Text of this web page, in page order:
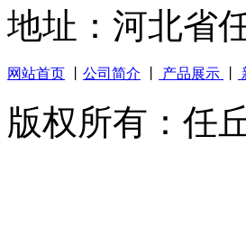
地址：河北省
网站首页 公司简介 产品展示
版权所有：任